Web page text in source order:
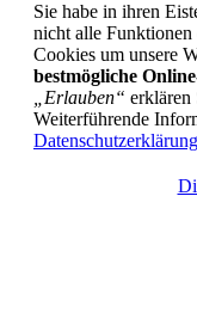
Sie habe in ihren
nicht alle Funktionen
Cookies um unsere
bestmögliche
„Erlauben“ erklären
Weiterführende
Datenschutzerklärung